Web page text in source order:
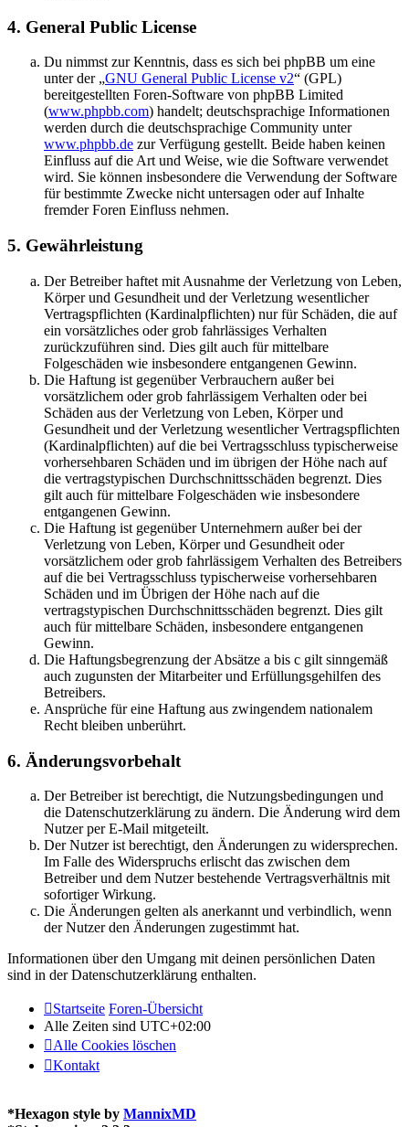
4. General Public License
Du nimmst zur Kenntnis, dass es sich bei phpBB um eine
unter der „GNU General Public License v2“ (GPL)
bereitgestellten Foren-Software von phpBB Limited
(www.phpbb.com) handelt; deutschsprachige Informationen
werden durch die deutschsprachige Community unter
www.phpbb.de zur Verfügung gestellt. Beide haben keinen
Einfluss auf die Art und Weise, wie die Software verwendet
wird. Sie können insbesondere die Verwendung der Software
für bestimmte Zwecke nicht untersagen oder auf Inhalte
fremder Foren Einfluss nehmen.
5. Gewährleistung
Der Betreiber haftet mit Ausnahme der Verletzung von Leben,
Körper und Gesundheit und der Verletzung wesentlicher
Vertragspflichten (Kardinalpflichten) nur für Schäden, die auf
ein vorsätzliches oder grob fahrlässiges Verhalten
zurückzuführen sind. Dies gilt auch für mittelbare
Folgeschäden wie insbesondere entgangenen Gewinn.
Die Haftung ist gegenüber Verbrauchern außer bei
vorsätzlichem oder grob fahrlässigem Verhalten oder bei
Schäden aus der Verletzung von Leben, Körper und
Gesundheit und der Verletzung wesentlicher Vertragspflichten
(Kardinalpflichten) auf die bei Vertragsschluss typischerweise
vorhersehbaren Schäden und im übrigen der Höhe nach auf
die vertragstypischen Durchschnittsschäden begrenzt. Dies
gilt auch für mittelbare Folgeschäden wie insbesondere
entgangenen Gewinn.
Die Haftung ist gegenüber Unternehmern außer bei der
Verletzung von Leben, Körper und Gesundheit oder
vorsätzlichem oder grob fahrlässigem Verhalten des Betreibers
auf die bei Vertragsschluss typischerweise vorhersehbaren
Schäden und im Übrigen der Höhe nach auf die
vertragstypischen Durchschnittsschäden begrenzt. Dies gilt
auch für mittelbare Schäden, insbesondere entgangenen
Gewinn.
Die Haftungsbegrenzung der Absätze a bis c gilt sinngemäß
auch zugunsten der Mitarbeiter und Erfüllungsgehilfen des
Betreibers.
Ansprüche für eine Haftung aus zwingendem nationalem
Recht bleiben unberührt.
6. Änderungsvorbehalt
Der Betreiber ist berechtigt, die Nutzungsbedingungen und
die Datenschutzerklärung zu ändern. Die Änderung wird dem
Nutzer per E-Mail mitgeteilt.
Der Nutzer ist berechtigt, den Änderungen zu widersprechen.
Im Falle des Widerspruchs erlischt das zwischen dem
Betreiber und dem Nutzer bestehende Vertragsverhältnis mit
sofortiger Wirkung.
Die Änderungen gelten als anerkannt und verbindlich, wenn
der Nutzer den Änderungen zugestimmt hat.
Informationen über den Umgang mit deinen persönlichen Daten
sind in der Datenschutzerklärung enthalten.
Startseite Foren-Übersicht
Alle Zeiten sind UTC+02:00
Alle Cookies löschen
Kontakt
*Hexagon style by MannixMD